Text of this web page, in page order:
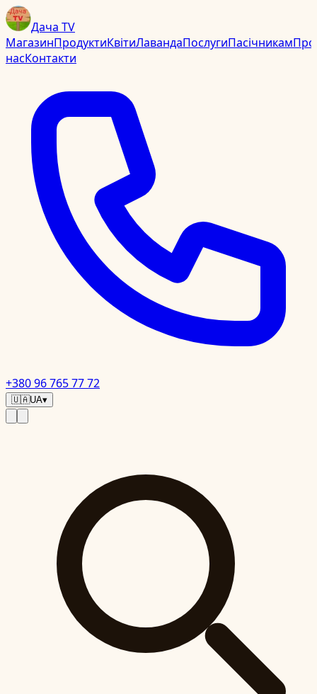
Дача TV
МагазинПродуктиКвітиЛавандаПослугиПасічникамПро
насКонтакти
+380 96 765 77 72
🇺🇦UA▾